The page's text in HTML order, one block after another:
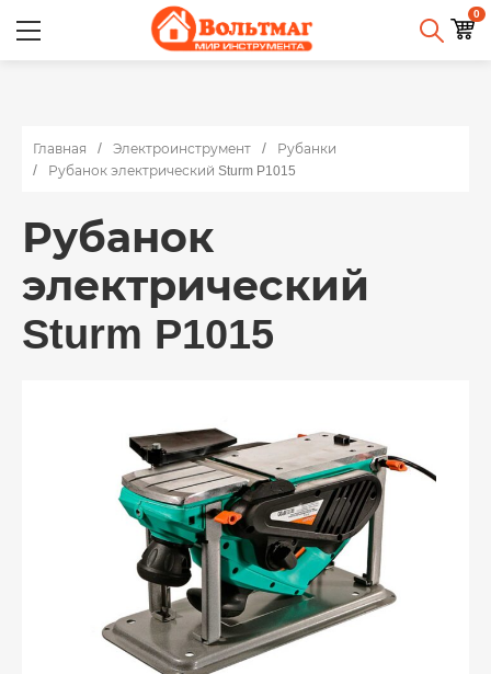
0
Главная Электроинструмент
Рубанки
Рубанок электрический Sturm P1015
Рубанок
электрический
Sturm P1015